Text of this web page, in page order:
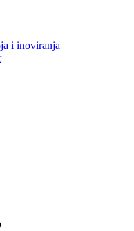
i inoviranja